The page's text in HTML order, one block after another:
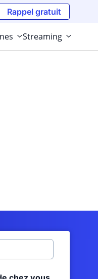
Rappel gratuit
Streaming